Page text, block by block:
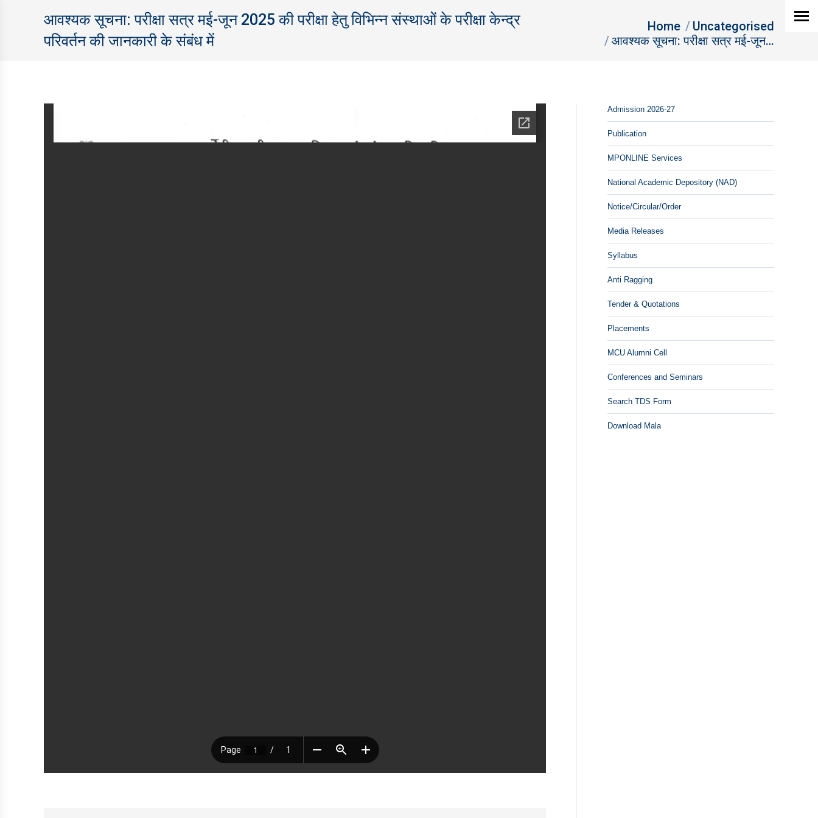
आवश्‍यक सूचना: परीक्षा सत्र मई-जून 2025 की परीक्षा हेतु विभिन्‍न संस्‍थाओं के परीक्षा केन्‍द्र
परिवर्तन की जानकारी के संबंध में
Home
Uncategorised
आवश्‍यक सूचना: परीक्षा सत्र मई-जून…
Admission 2026-27
Publication
MPONLINE Services
National Academic Depository (NAD)
Notice/Circular/Order
Media Releases
Syllabus
Anti Ragging
Tender & Quotations
Placements
MCU Alumni Cell
Conferences and Seminars
Search TDS Form
Download Mala